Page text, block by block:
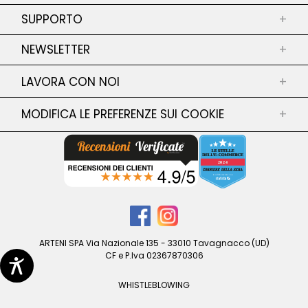
PRIVACY POLICY
COOKIE POLICY
TERMINI E CONDIZIONI
CONDIZIONI DI VENDITA
I MIEI INDIRIZZI
LE MIE INFORMAZIONI PERSONALI
SUPPORTO +
GUIDA TAGLIE
FAQ
DICHIARAZIONE DI ACCESSIBILITA
GENDER EQUALITY POLICY
NEWSLETTER +
Iscriviti alla Newsletter
Iscriviti alla nostra Newsletter per restare
CONFERMA
LAVORA CON NOI
+
MODIFICA LE PREFERENZE SUI COOKIE
+
ARTENI SPA Via Nazionale 135 - 33010 Tavagnacco (UD)
CF e P.Iva 02367870306
WHISTLEBLOWING